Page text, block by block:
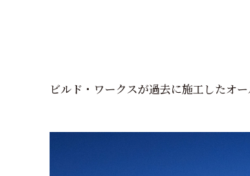
ビルド・ワークスが過去に施工したオ